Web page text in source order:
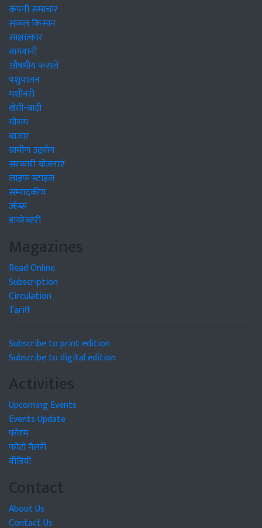
कंपनी समाचार
सफल किसान
साक्षात्कार
बागवानी
औषधीय फसलें
पशुपालन
मशीनरी
खेती-बाड़ी
मौसम
बाजार
ग्रामीण उद्द्योग
सरकारी योजनाएं
लाइफ स्टाइल
सम्पादकीय
जॉब्स
डायरेक्टरी
Magazines
Read Online
Subscription
Circulation
Tariff
Subscribe to print edition
Subscribe to digital edition
Activities
Upcoming Events
Events Update
फोरम
फोटो गैलरी
वीडियो
Contact
About Us
Contact Us